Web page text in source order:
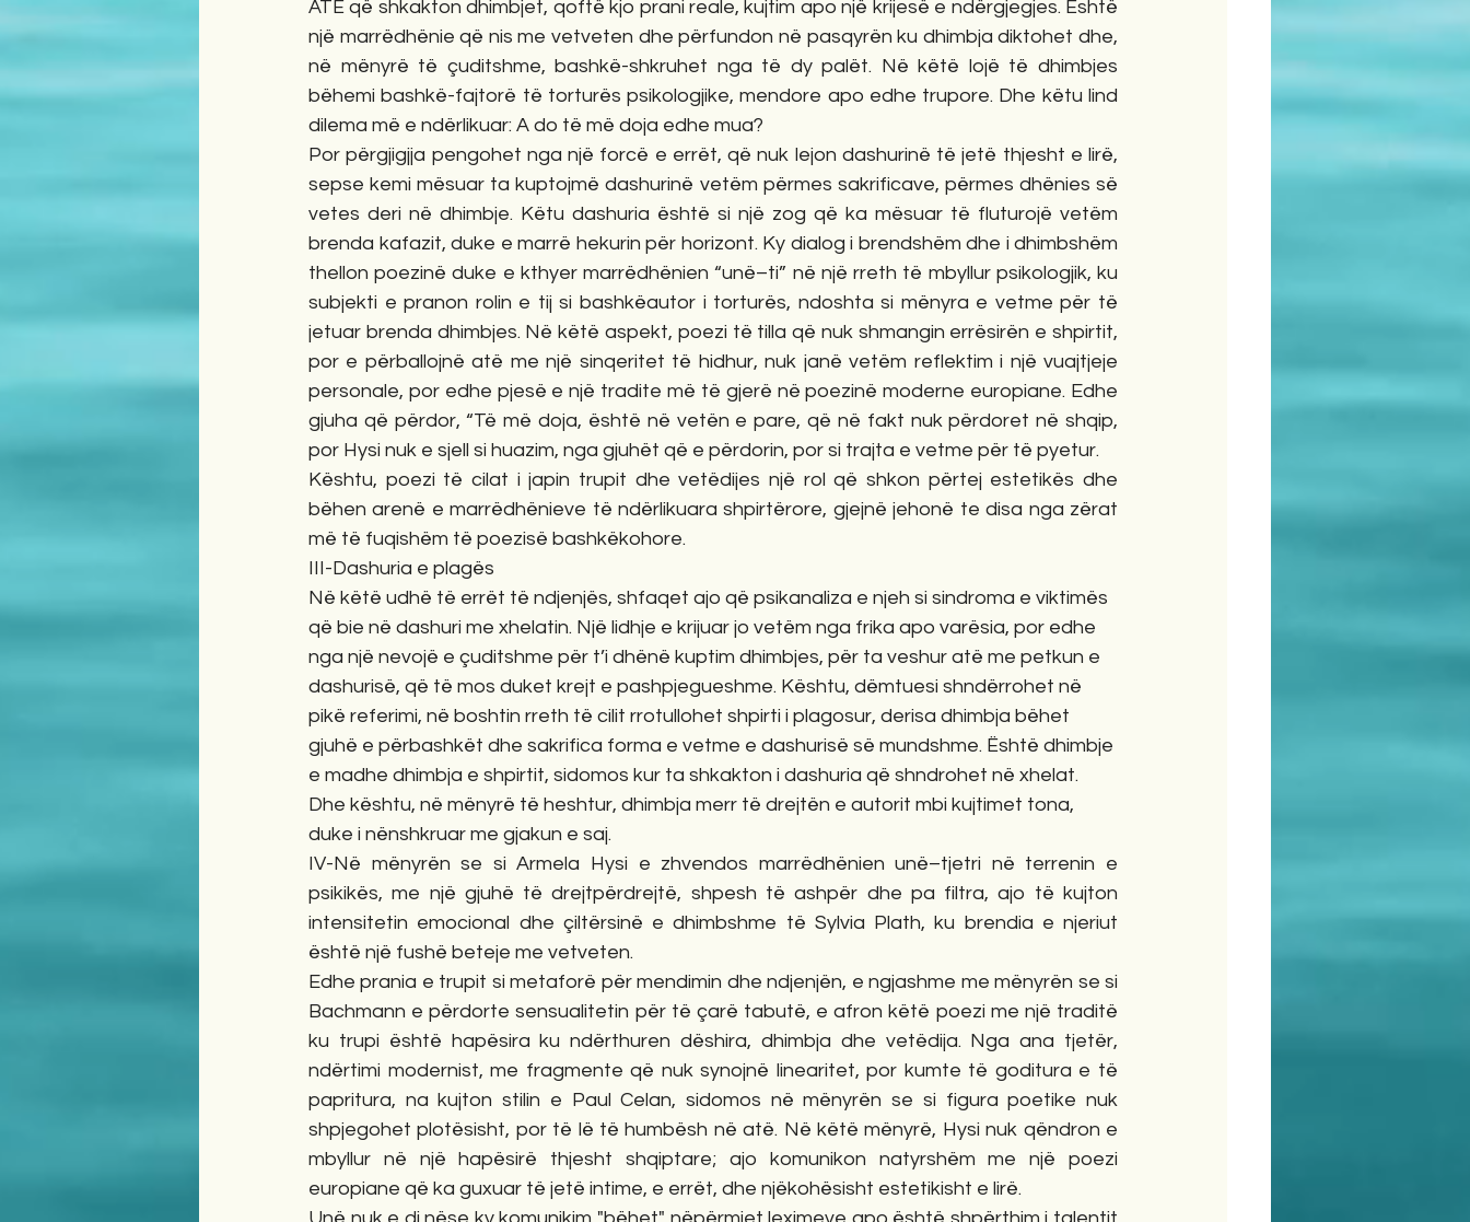
ATË që shkakton dhimbjet, qoftë kjo prani reale, kujtim apo një krijesë e ndërgjegjes. Është
një marrëdhënie që nis me vetveten dhe përfundon në pasqyrën ku dhimbja diktohet dhe,
në mënyrë të çuditshme, bashkë-shkruhet nga të dy palët. Në këtë lojë të dhimbjes
bëhemi bashkë-fajtorë të torturës psikologjike, mendore apo edhe trupore. Dhe këtu lind
dilema më e ndërlikuar: A do të më doja edhe mua?
Por përgjigjja pengohet nga një forcë e errët, që nuk lejon dashurinë të jetë thjesht e lirë,
sepse kemi mësuar ta kuptojmë dashurinë vetëm përmes sakrificave, përmes dhënies së
vetes deri në dhimbje. Këtu dashuria është si një zog që ka mësuar të fluturojë vetëm
brenda kafazit, duke e marrë hekurin për horizont. Ky dialog i brendshëm dhe i dhimbshëm
thellon poezinë duke e kthyer marrëdhënien “unë–ti” në një rreth të mbyllur psikologjik, ku
subjekti e pranon rolin e tij si bashkëautor i torturës, ndoshta si mënyra e vetme për të
jetuar brenda dhimbjes. Në këtë aspekt, poezi të tilla që nuk shmangin errësirën e shpirtit,
por e përballojnë atë me një sinqeritet të hidhur, nuk janë vetëm reflektim i një vuajtjeje
personale, por edhe pjesë e një tradite më të gjerë në poezinë moderne europiane. Edhe
gjuha që përdor, “Të më doja, është në vetën e pare, që në fakt nuk përdoret në shqip,
por Hysi nuk e sjell si huazim, nga gjuhët që e përdorin, por si trajta e vetme për të pyetur.
Kështu, poezi të cilat i japin trupit dhe vetëdijes një rol që shkon përtej estetikës dhe
bëhen arenë e marrëdhënieve të ndërlikuara shpirtërore, gjejnë jehonë te disa nga zërat
më të fuqishëm të poezisë bashkëkohore.
III-Dashuria e plagës
Në këtë udhë të errët të ndjenjës, shfaqet ajo që psikanaliza e njeh si sindroma e viktimës
që bie në dashuri me xhelatin. Një lidhje e krijuar jo vetëm nga frika apo varësia, por edhe
nga një nevojë e çuditshme për t’i dhënë kuptim dhimbjes, për ta veshur atë me petkun e
dashurisë, që të mos duket krejt e pashpjegueshme. Kështu, dëmtuesi shndërrohet në
pikë referimi, në boshtin rreth të cilit rrotullohet shpirti i plagosur, derisa dhimbja bëhet
gjuhë e përbashkët dhe sakrifica forma e vetme e dashurisë së mundshme. Është dhimbje
e madhe dhimbja e shpirtit, sidomos kur ta shkakton i dashuria që shndrohet në xhelat.
Dhe kështu, në mënyrë të heshtur, dhimbja merr të drejtën e autorit mbi kujtimet tona,
duke i nënshkruar me gjakun e saj.
IV-Në mënyrën se si Armela Hysi e zhvendos marrëdhënien unë–tjetri në terrenin e
psikikës, me një gjuhë të drejtpërdrejtë, shpesh të ashpër dhe pa filtra, ajo të kujton
intensitetin emocional dhe çiltërsinë e dhimbshme të Sylvia Plath, ku brendia e njeriut
është një fushë beteje me vetveten.
Edhe prania e trupit si metaforë për mendimin dhe ndjenjën, e ngjashme me mënyrën se si
Bachmann e përdorte sensualitetin për të çarë tabutë, e afron këtë poezi me një traditë
ku trupi është hapësira ku ndërthuren dëshira, dhimbja dhe vetëdija. Nga ana tjetër,
ndërtimi modernist, me fragmente që nuk synojnë linearitet, por kumte të goditura e të
papritura, na kujton stilin e Paul Celan, sidomos në mënyrën se si figura poetike nuk
shpjegohet plotësisht, por të lë të humbësh në atë. Në këtë mënyrë, Hysi nuk qëndron e
mbyllur në një hapësirë thjesht shqiptare; ajo komunikon natyrshëm me një poezi
europiane që ka guxuar të jetë intime, e errët, dhe njëkohësisht estetikisht e lirë.